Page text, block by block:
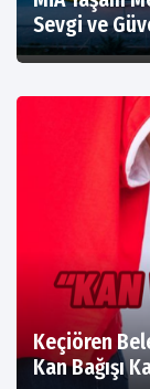
Sevgi ve
Keçiören
Kan Bağışı